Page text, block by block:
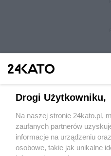
Wydawca mediów lokalnych
Drogi Użytkowniku,
Na naszej stronie 24kato.pl,
zaufanych partnerów
informacje na urządzeniu
osobowe, takie jak unikalne